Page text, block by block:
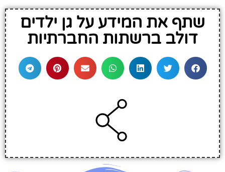
שתף את המידע על גן ילדים
דולב ברשתות החברתיות